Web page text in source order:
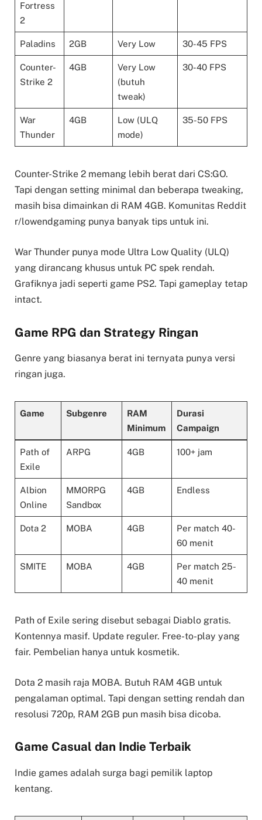
Fortress
2
Paladins 2GB Very Low 30-45 FPS
Counter-
Strike 2
4GB
Very Low
(butuh
tweak)
30-40 FPS
War
Thunder
4GB
Low (ULQ
mode)
35-50 FPS
Counter-Strike 2 memang lebih berat dari CS:GO.
Tapi dengan setting minimal dan beberapa tweaking,
masih bisa dimainkan di RAM 4GB. Komunitas Reddit
r/lowendgaming punya banyak tips untuk ini.
War Thunder punya mode Ultra Low Quality (ULQ)
yang dirancang khusus untuk PC spek rendah.
Grafiknya jadi seperti game PS2. Tapi gameplay tetap
intact.
Game RPG dan Strategy Ringan
Genre yang biasanya berat ini ternyata punya versi
ringan juga.
Game Subgenre
RAM
Minimum
Durasi
Campaign
Path of
Exile
ARPG 4GB 100+ jam
Albion
Online
MMORPG
Sandbox
4GB Endless
Dota 2 MOBA 4GB
Per match 40-
60 menit
SMITE MOBA 4GB
Per match 25-
40 menit
Path of Exile sering disebut sebagai Diablo gratis.
Kontennya masif. Update reguler. Free-to-play yang
fair. Pembelian hanya untuk kosmetik.
Dota 2 masih raja MOBA. Butuh RAM 4GB untuk
pengalaman optimal. Tapi dengan setting rendah dan
resolusi 720p, RAM 2GB pun masih bisa dicoba.
Game Casual dan Indie Terbaik
Indie games adalah surga bagi pemilik laptop
kentang.